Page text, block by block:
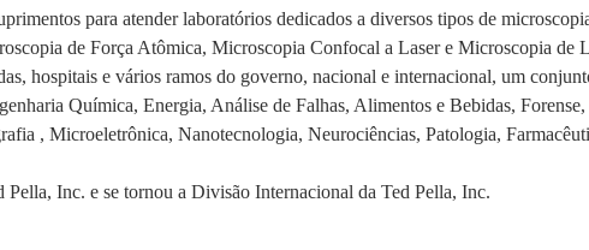
para atender laboratórios dedicados a diversos tipos de
de Força Atômica, Microscopia Confocal a Laser e Microscopia de
hospitais e vários ramos do governo, nacional e internacional, um
Química, Energia, Análise de Falhas, Alimentos e Bebidas,
, Microeletrônica, Nanotecnologia, Neurociências, Patologia,
Inc. e se tornou a Divisão Internacional da Ted Pella, Inc.